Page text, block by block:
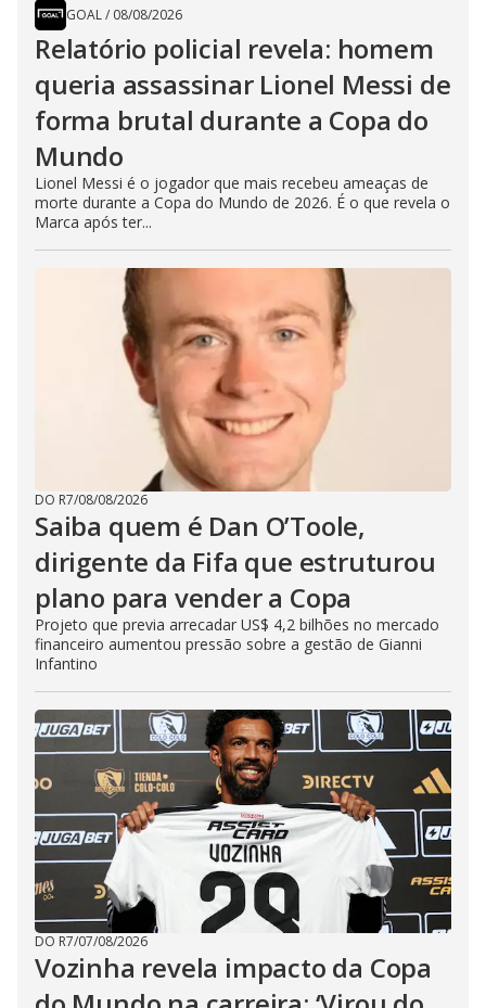
GOAL/ 08/08/2026
Relatório policial revela: homem
queria assassinar Lionel Messi de
forma brutal durante a Copa do
Mundo
Lionel Messi é o jogador que mais recebeu ameaças de
morte durante a Copa do Mundo de 2026. É o que revela o
Marca após ter...
DO R7/08/08/2026
Saiba quem é Dan O’Toole,
dirigente da Fifa que estruturou
plano para vender a Copa
Projeto que previa arrecadar US$ 4,2 bilhões no mercado
financeiro aumentou pressão sobre a gestão de Gianni
Infantino
DO R7/07/08/2026
Vozinha revela impacto da Copa